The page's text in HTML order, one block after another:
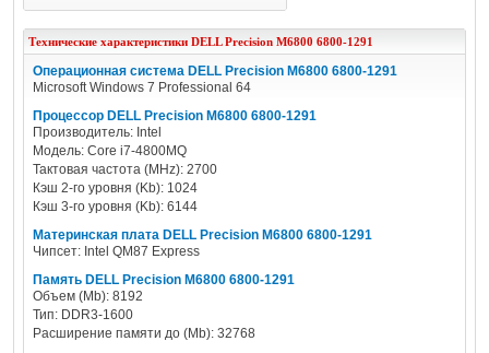
Технические характеристики DELL Precision M6800 6800-1291
Операционная система DELL Precision M6800 6800-1291
Microsoft Windows 7 Professional 64
Процессор DELL Precision M6800 6800-1291
Производитель: Intel
Модель: Core i7-4800MQ
Тактовая частота (MHz): 2700
Кэш 2-го уровня (Kb): 1024
Кэш 3-го уровня (Kb): 6144
Материнская плата DELL Precision M6800 6800-1291
Чипсет: Intel QM87 Express
Память DELL Precision M6800 6800-1291
Объем (Mb): 8192
Тип: DDR3-1600
Расширение памяти до (Mb): 32768